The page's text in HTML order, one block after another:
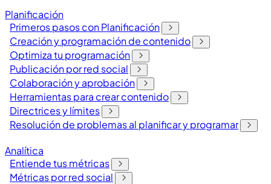
Planificación
Primeros pasos con Planificación
Creación y programación de contenido
Optimiza tu programación
Publicación por red social
Colaboración y aprobación
Herramientas para crear contenido
Directrices y límites
Resolución de problemas al planificar y programar
Analítica
Entiende tus métricas
Métricas por red social